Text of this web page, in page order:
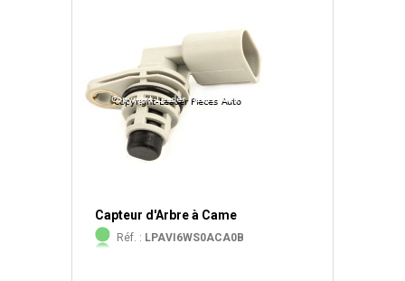
Capteur d'Arbre à Came
Réf. : LPAVI6WS0ACA0B